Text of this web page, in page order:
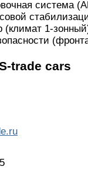
система
(климат 1-
trade cars